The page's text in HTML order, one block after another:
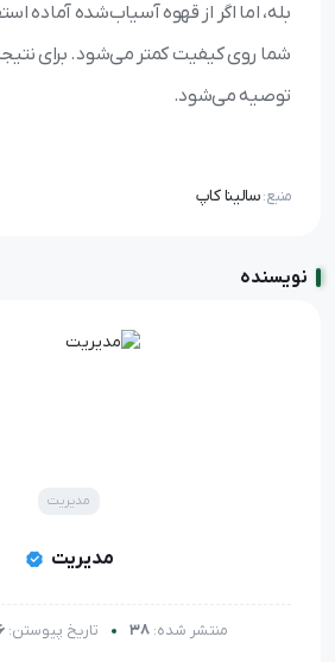
بله، اما اگر از قهوه آسیاب‌شده آماده
شما روی کیفیت کمتر می‌شود. برای
توصیه می‌شود.
منبع:سالینا کاپ
نویسنده
مدیریت
مدیریت
منتشر شده: 38 تاریخ پیوستن: